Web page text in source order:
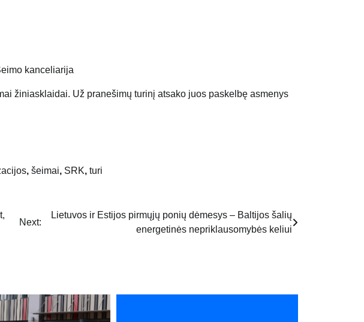
kanceliarija
žiniasklaidai. Už pranešimų turinį atsako juos paskelbę asmenys
, šeimai, SRK, turi
Next:
Lietuvos ir Estijos pirmųjų ponių dėmesys – Baltijos šalių
energetinės nepriklausomybės keliui